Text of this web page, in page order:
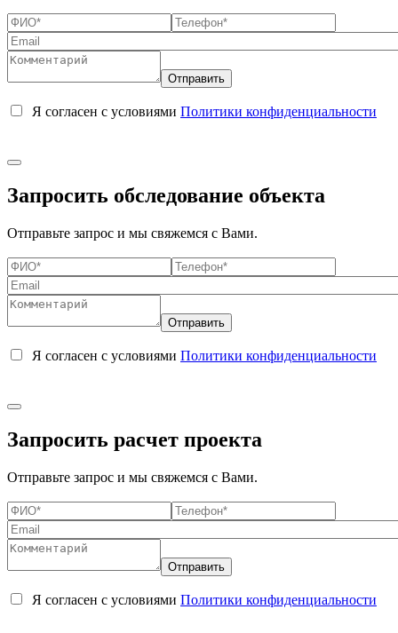
Я согласен с условиями Политики конфиденциальности
Запросить обследование объекта
Отправьте запрос и мы свяжемся с Вами.
Я согласен с условиями Политики конфиденциальности
Запросить расчет проекта
Отправьте запрос и мы свяжемся с Вами.
Я согласен с условиями Политики конфиденциальности